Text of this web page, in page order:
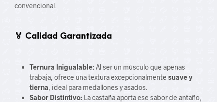
convencional.
🏅 Calidad Garantizada
Ternura Inigualable:Al ser un músculo que apenas
trabaja, ofrece una textura excepcionalmente suave y
tierna , ideal para medallones y asados.
Sabor Distintivo:La castaña aporta ese sabor de antaño,